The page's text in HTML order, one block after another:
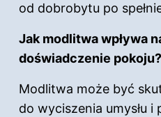
od dobrobytu po
Jak modlitwa wpływa
doświadczenie pokoju?
Modlitwa może być
do wyciszenia umysłu i